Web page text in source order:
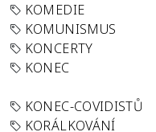
KOMEDIE
KOMUNISMUS
KONCERTY
KONEC
KONEC-COVIDISTŮ
KORÁLKOVÁNÍ